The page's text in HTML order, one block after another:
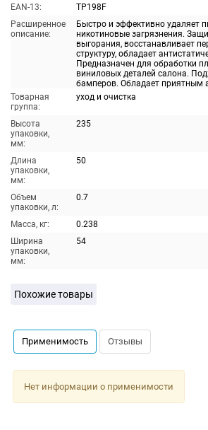
EAN-13:
TP198F
Расширенное
описание:
Быстро и эффективно удаляет
никотиновые загрязнения.
выгорания, восстанавливает
структуру, обладает
Предназначен для обработки
виниловых деталей салона.
бамперов. Обладает приятным
Товарная
группа:
уход и очистка
Высота
упаковки,
мм:
235
Длина
упаковки,
мм:
50
Объем
упаковки, л:
0.7
Масса, кг:
0.238
Ширина
упаковки,
мм:
54
Похожие товары
Применимость Отзывы
Нет информации о применимости